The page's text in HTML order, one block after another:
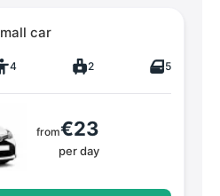
car
4 2 5
from€23
per day